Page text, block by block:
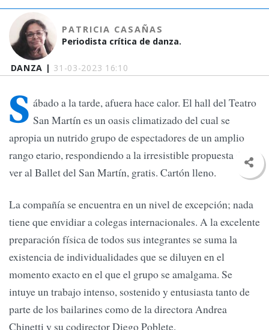
DANZA | 31-03-2023 16:10
PATRICIA CASAÑAS
Periodista crítica de danza.
S ábado a la tarde, afuera hace calor. El hall del Teatro
San Martín es un oasis climatizado del cual se
apropia un nutrido grupo de espectadores de un amplio
rango etario, respondiendo a la irresistible propuesta de
ver al Ballet del San Martín, gratis. Cartón lleno.
La compañía se encuentra en un nivel de excepción; nada
tiene que envidiar a colegas internacionales. A la excelente
preparación física de todos sus integrantes se suma la
existencia de individualidades que se diluyen en el
momento exacto en el que el grupo se amalgama. Se
intuye un trabajo intenso, sostenido y entusiasta tanto de
parte de los bailarines como de la directora Andrea
Chinetti y su codirector Diego Poblete.